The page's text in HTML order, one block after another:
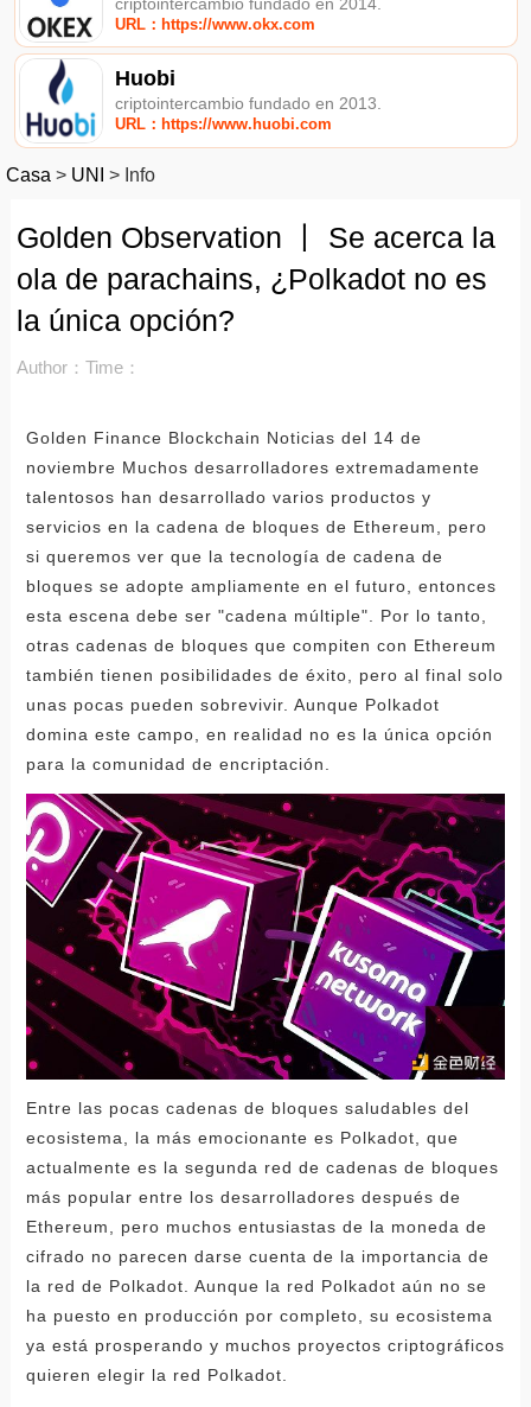
URL：https://www.okx.com
Huobi
criptointercambio fundado en 2013.
URL：https://www.huobi.com
Casa > UNI > Info
Golden Observation 丨 Se acerca la
ola de parachains, ¿Polkadot no es
la única opción?
Author： Time：
Golden Finance Blockchain Noticias del 14 de
noviembre Muchos desarrolladores extremadamente
talentosos han desarrollado varios productos y
servicios en la cadena de bloques de Ethereum, pero
si queremos ver que la tecnología de cadena de
bloques se adopte ampliamente en el futuro, entonces
esta escena debe ser "cadena múltiple". Por lo tanto,
otras cadenas de bloques que compiten con Ethereum
también tienen posibilidades de éxito, pero al final solo
unas pocas pueden sobrevivir. Aunque Polkadot
domina este campo, en realidad no es la única opción
para la comunidad de encriptación.
Entre las pocas cadenas de bloques saludables del
ecosistema, la más emocionante es Polkadot, que
actualmente es la segunda red de cadenas de bloques
más popular entre los desarrolladores después de
Ethereum, pero muchos entusiastas de la moneda de
cifrado no parecen darse cuenta de la importancia de
la red de Polkadot. Aunque la red Polkadot aún no se
ha puesto en producción por completo, su ecosistema
ya está prosperando y muchos proyectos criptográficos
quieren elegir la red Polkadot.